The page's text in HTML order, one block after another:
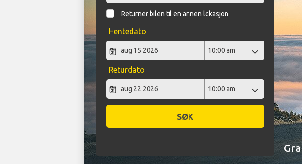
Returner bilen til en annen lokasjon
Hentedato
Returdato
SØK